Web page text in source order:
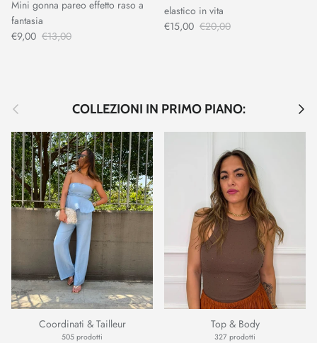
Mini gonna pareo effetto raso a
fantasia
€9,00 €13,00
elastico in vita
€15,00 €20,00
Indietro COLLEZIONI IN PRIMO PIANO:
Coordinati & Tailleur
505 prodotti
Top & Body
327 prodotti